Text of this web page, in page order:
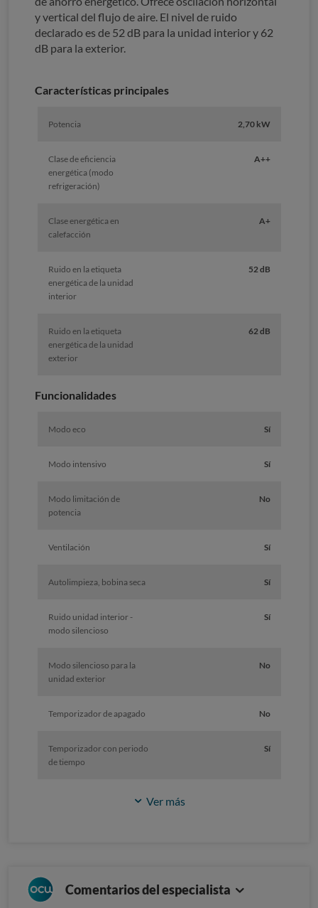
y vertical del flujo de aire. El nivel de ruido
declarado es de 52 dB para la unidad interior y 62
dB para la exterior.
Características principales
Potencia 2,70 kW
Clase de eficiencia
energética (modo
refrigeración)
A++
Clase energética en
calefacción
A+
Ruido en la etiqueta
energética de la unidad
interior
52 dB
Ruido en la etiqueta
energética de la unidad
exterior
62 dB
Funcionalidades
Modo eco Sí
Modo intensivo Sí
Modo limitación de
potencia
No
Ventilación Sí
Autolimpieza, bobina seca Sí
Ruido unidad interior -
modo silencioso
Sí
Modo silencioso para la
unidad exterior
No
Temporizador de apagado No
Temporizador con periodo
de tiempo
Sí
Ver más
Comentarios del especialista